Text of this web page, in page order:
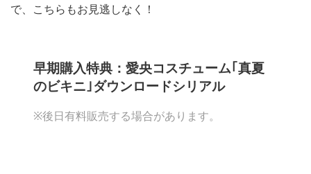
で、こちらもお見逃しなく！
早期購入特典：愛央コスチューム｢真夏
のビキニ｣ダウンロードシリアル
※後日有料販売する場合があります。